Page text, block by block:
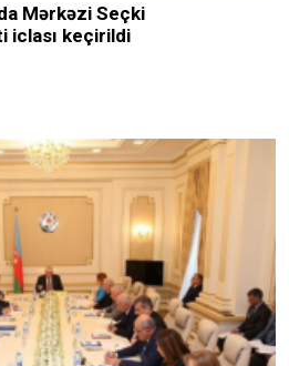
Mərkəzi Seçki
iclası keçirildi